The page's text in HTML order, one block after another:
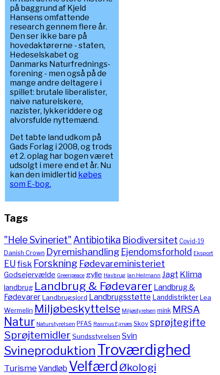
på baggrund af Kjeld
Hansens omfattende
research gennem flere år.
Den ser ikke bare på
hovedaktørerne - staten,
Hedeselskabet og
Danmarks Naturfrednings-
forening - men også på de
mange andre deltagere i
spillet: brutale liberalister,
naive naturelskere,
nazister, lykkeriddere og
alvorsfulde nyttemænd.
Det tabte land udkom på
Gads Forlag i 2008, og trods
et 2. oplag har bogen været
udsolgt i mere end et år. Nu
kan den imidlertid købes
som E-bog.
Tags
"Hele Svineriet" Antibiotika Biodiversitet Covid-19
Danish Crown Dyremishandling Ejendomsforhold Eksport
EUfisk Forskning Fødevareministeriet
Godsejervælde Greenpeace gylle Havbrug Ian Heilmann Jagt Klima
landbrug Landbrug & Fødevarer Landbrug &
FødevarerLandbrugsjord Landbrugsstøtte LanddistrikterLea
Wermelin Miljøbeskyttelse Miljøstyrelsen mink MRSA
Natur Naturstyrelsen PFAS Rasmus Ejrnæs Skov sprøjtegifte
Sprøjtemidler Sundsstyrelsen Svin
Svineproduktion Troværdighed
TurismeVandløb Velfærd Økologi